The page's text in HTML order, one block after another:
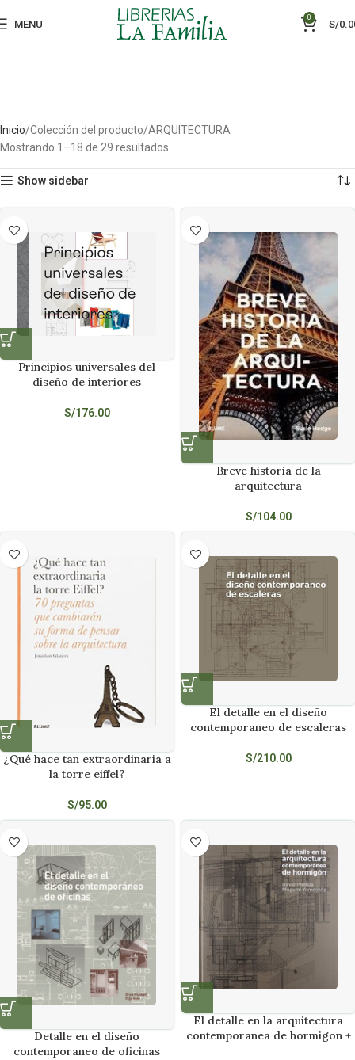
MENU
0
S/
Inicio Colección del producto ARQUITECTURA
Mostrando 1–18 de 29 resultados
Show sidebar
Principios universales del
diseño de interiores
S/176.00
Breve historia de la
arquitectura
S/104.00
¿Qué hace tan extraordinaria a
la torre eiffel?
S/95.00
El detalle en el diseño
contemporaneo de escaleras
S/210.00
Detalle en el diseño
contemporaneo de oficinas
El detalle en la arquitectura
contemporanea de hormigon +